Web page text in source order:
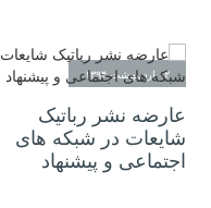
۰۲ اردیبهشت ۱۳۹۴
عارضه نشر رباتیک
شایعات در شبکه های
اجتماعی و پیشنهاد